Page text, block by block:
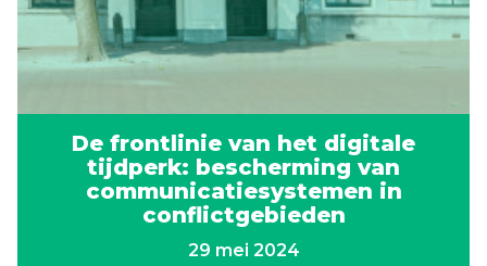
De frontlinie van het digitale
tijdperk: bescherming van
communicatiesystemen in
conflictgebieden
29 mei 2024